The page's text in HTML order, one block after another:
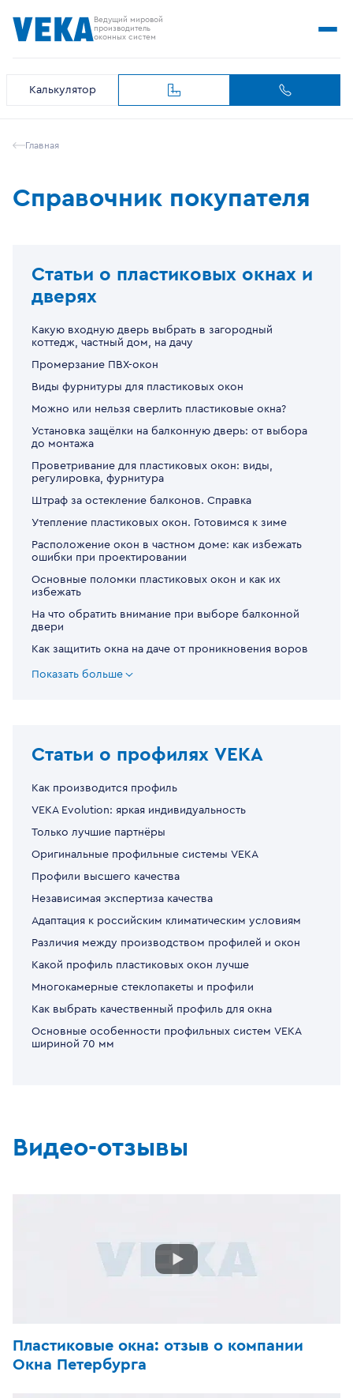
Ведущий мировой
производитель
оконных систем
Калькулятор
Главная
Справочник покупателя
Статьи о пластиковых окнах и
дверях
Какую входную дверь выбрать в загородный
коттедж, частный дом, на дачу
Промерзание ПВХ-окон
Виды фурнитуры для пластиковых окон
Можно или нельзя сверлить пластиковые окна?
Установка защёлки на балконную дверь: от выбора
до монтажа
Проветривание для пластиковых окон: виды,
регулировка, фурнитура
Штраф за остекление балконов. Справка
Утепление пластиковых окон. Готовимся к зиме
Расположение окон в частном доме: как избежать
ошибки при проектировании
Основные поломки пластиковых окон и как их
избежать
На что обратить внимание при выборе балконной
двери
Как защитить окна на даче от проникновения воров
Показать больше
Статьи о профилях VEKA
Как производится профиль
VEKA Evolution: яркая индивидуальность
Только лучшие партнёры
Оригинальные профильные системы VEKA
Профили высшего качества
Независимая экспертиза качества
Адаптация к российским климатическим условиям
Различия между производством профилей и окон
Какой профиль пластиковых окон лучше
Многокамерные стеклопакеты и профили
Как выбрать качественный профиль для окна
Основные особенности профильных систем VEKA
шириной 70 мм
Видео-отзывы
Пластиковые окна: отзыв о компании
Окна Петербурга